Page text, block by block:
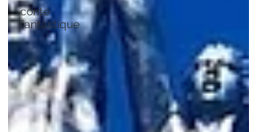
conte
fantastique